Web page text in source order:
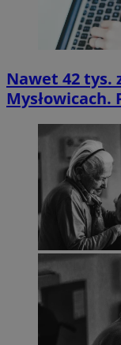
Nawet 42 tys.
Mysłowicach.